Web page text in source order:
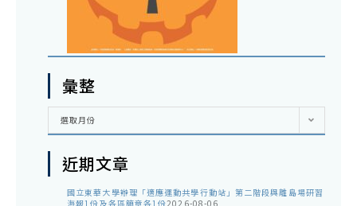
彙整
彙
選取月份
近期文章
國立東華大學辦理「適應運動共學行動站」第二階段與離島場研習
海報1份及各區簡章各1份2026-08-06